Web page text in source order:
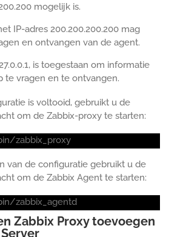
mogelijk is.
IP-adres 200.200.200.200 mag
en ontvangen van de agent.
is toegestaan om informatie
te vragen en te ontvangen.
is voltooid, gebruikt u de
om de Zabbix-proxy te starten:
zabbix_proxy
van de configuratie gebruikt u de
om de Zabbix Agent te starten:
zabbix_agentd
Zabbix Proxy toevoegen